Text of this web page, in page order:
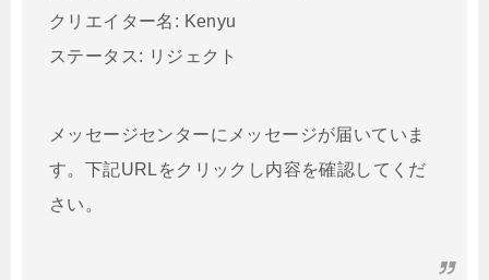
クリエイター名: Kenyu
ステータス: リジェクト
メッセージセンターにメッセージが届いていま
す。下記URLをク リックし内容を確認してくだ
さい。